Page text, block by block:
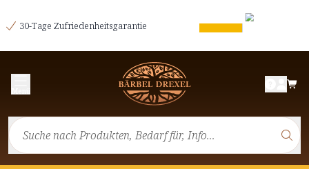
30-Tage Zufriedenheitsgarantie